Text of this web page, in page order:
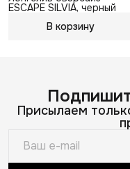
ESCAPE SILVIA, черный
В корзину
Присылаем